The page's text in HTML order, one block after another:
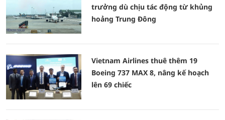
trưởng dù chịu tác động từ khủng
hoảng Trung Đông
Vietnam Airlines thuê thêm 19
Boeing 737 MAX 8, nâng kế hoạch
lên 69 chiếc